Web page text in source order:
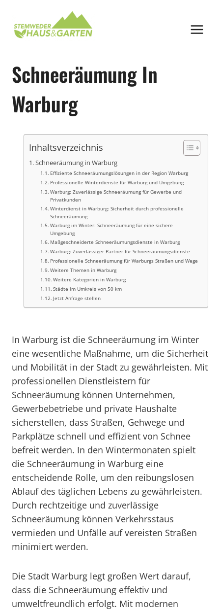
springen
Schneeräumung In
Warburg
Inhaltsverzeichnis
Schneeräumung in Warburg
Effiziente Schneeräumungslösungen in der Region Warburg
Professionelle Winterdienste für Warburg und Umgebung
Warburg: Zuverlässige Schneeräumung für Gewerbe und
Privatkunden
Winterdienst in Warburg: Sicherheit durch professionelle
Schneeräumung
Warburg im Winter: Schneeräumung für eine sichere
Umgebung
Maßgeschneiderte Schneeräumungsdienste in Warburg
Warburg: Zuverlässiger Partner für Schneeräumungsdienste
Professionelle Schneeräumung für Warburgs Straßen und Wege
Weitere Themen in Warburg
Weitere Kategorien in Warburg
Städte im Umkreis von 50 km
Jetzt Anfrage stellen
In Warburg ist die Schneeräumung im Winter
eine wesentliche Maßnahme, um die Sicherheit
und Mobilität in der Stadt zu gewährleisten. Mit
professionellen Dienstleistern für
Schneeräumung können Unternehmen,
Gewerbebetriebe und private Haushalte
sicherstellen, dass Straßen, Gehwege und
Parkplätze schnell und effizient von Schnee
befreit werden. In den Wintermonaten spielt
die Schneeräumung in Warburg eine
entscheidende Rolle, um den reibungslosen
Ablauf des täglichen Lebens zu gewährleisten.
Durch rechtzeitige und zuverlässige
Schneeräumung können Verkehrsstaus
vermieden und Unfälle auf vereisten Straßen
minimiert werden.
Die Stadt Warburg legt großen Wert darauf,
dass die Schneeräumung effektiv und
umweltfreundlich erfolgt. Mit modernen